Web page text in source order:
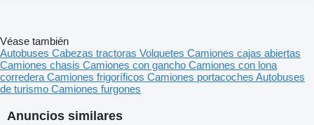
Anuncios similares
Véase también
Autobuses Cabezas tractoras Volquetes Camiones cajas abiertas
Camiones chasis Camiones con gancho Camiones con lona
corredera Camiones frigoríficos Camiones portacoches Autobuses
de turismo Camiones furgones